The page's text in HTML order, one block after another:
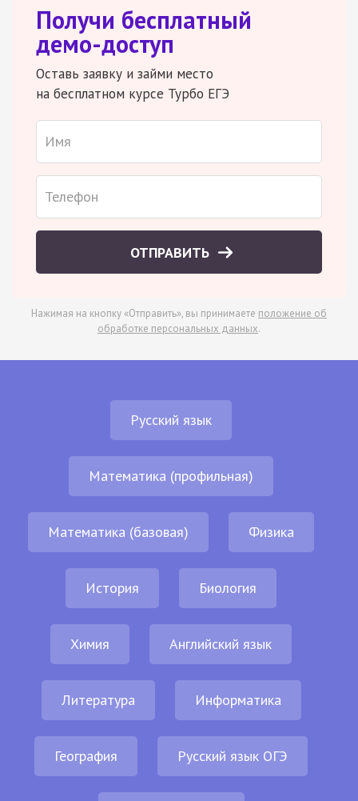
Получи бесплатный
демо-доступ
Оставь заявку и займи место
на бесплатном курсе Турбо ЕГЭ
ОТПРАВИТЬ
Нажимая на кнопку «Отправить», вы принимаете положение об
обработке персональных данных.
Русский язык
Математика (профильная)
Математика (базовая) Физика
История Биология
Химия Английский язык
Литература Информатика
География Русский язык ОГЭ